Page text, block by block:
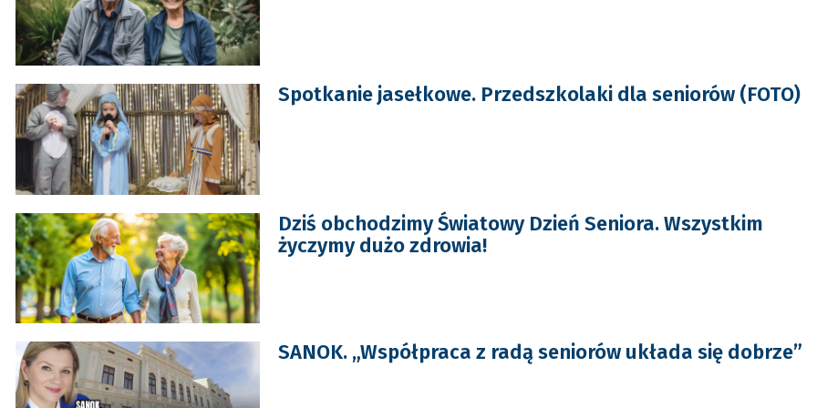
Spotkanie jasełkowe. Przedszkolaki dla seniorów (FOTO)
Dziś obchodzimy Światowy Dzień Seniora. Wszystkim
życzymy dużo zdrowia!
SANOK. „Współpraca z radą seniorów układa się dobrze”